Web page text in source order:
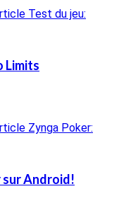
Limits
sur Android!